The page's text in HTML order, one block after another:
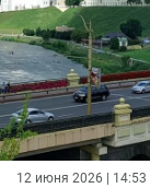
12 июня 2026 | 14:53